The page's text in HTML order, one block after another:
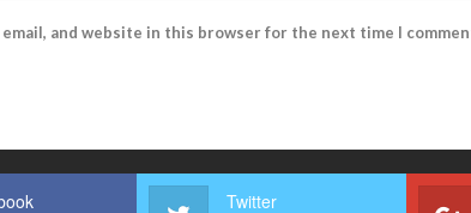
email, and website in this browser for the next time I
Twitter